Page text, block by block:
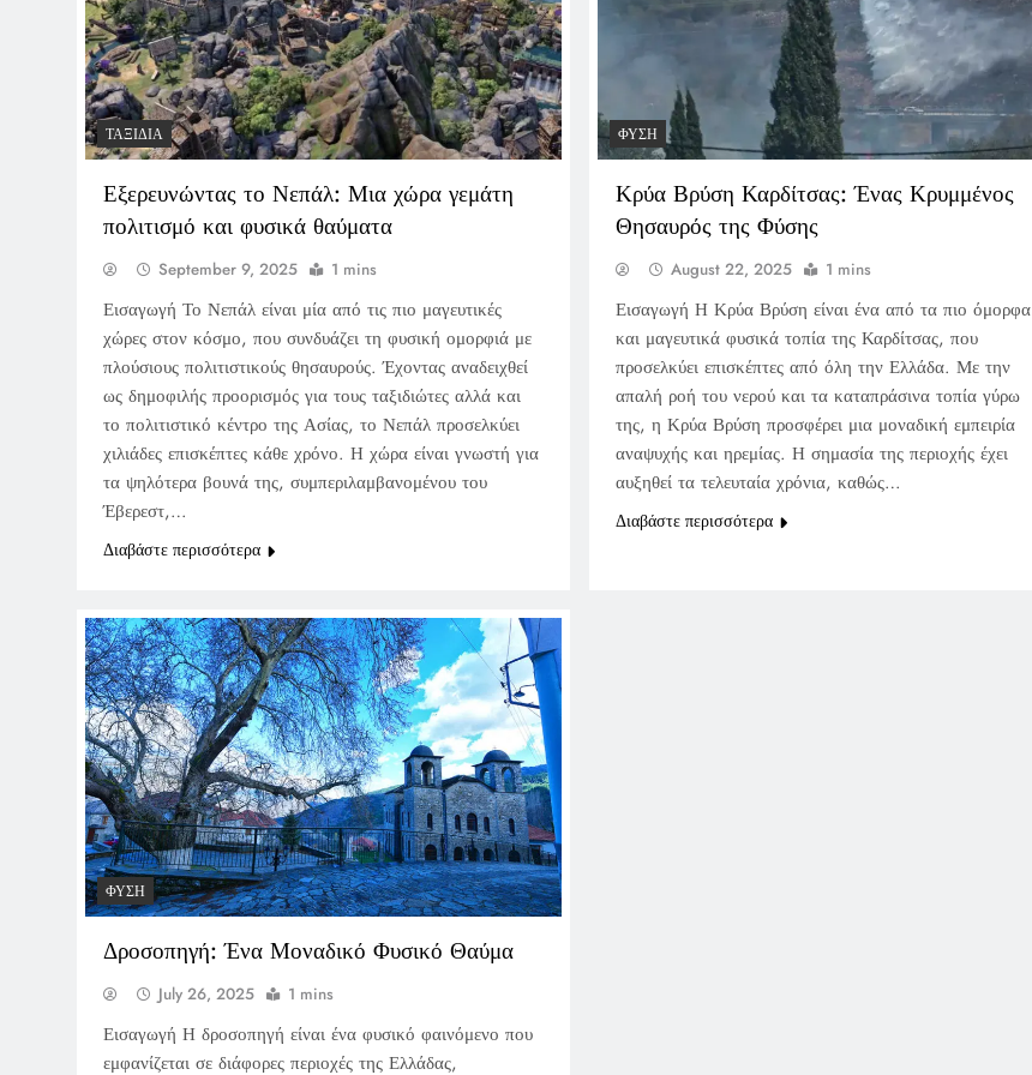
ΤΑΞΊΔΙΑ
Εξερευνώντας το Νεπάλ: Μια χώρα γεμάτη
πολιτισμό και φυσικά θαύματα
September 9, 2025 1 mins
Εισαγωγή Το Νεπάλ είναι μία από τις πιο μαγευτικές
χώρες στον κόσμο, που συνδυάζει τη φυσική ομορφιά με
πλούσιους πολιτιστικούς θησαυρούς. Έχοντας αναδειχθεί
ως δημοφιλής προορισμός για τους ταξιδιώτες αλλά και
το πολιτιστικό κέντρο της Ασίας, το Νεπάλ προσελκύει
χιλιάδες επισκέπτες κάθε χρόνο. Η χώρα είναι γνωστή για
τα ψηλότερα βουνά της, συμπεριλαμβανομένου του
Έβερεστ,…
Διαβάστε περισσότερα
ΦΎΣΗ
Κρύα Βρύση Καρδίτσας: Ένας Κρυμμένος
Θησαυρός της Φύσης
August 22, 2025 1 mins
Εισαγωγή Η Κρύα Βρύση είναι ένα από τα πιο όμορφα
και μαγευτικά φυσικά τοπία της Καρδίτσας, που
προσελκύει επισκέπτες από όλη την Ελλάδα. Με την
απαλή ροή του νερού και τα καταπράσινα τοπία γύρω
της, η Κρύα Βρύση προσφέρει μια μοναδική εμπειρία
αναψυχής και ηρεμίας. Η σημασία της περιοχής έχει
αυξηθεί τα τελευταία χρόνια, καθώς…
Διαβάστε περισσότερα
ΦΎΣΗ
Δροσοπηγή: Ένα Μοναδικό Φυσικό Θαύμα
July 26, 2025 1 mins
Εισαγωγή Η δροσοπηγή είναι ένα φυσικό φαινόμενο που
εμφανίζεται σε διάφορες περιοχές της Ελλάδας,